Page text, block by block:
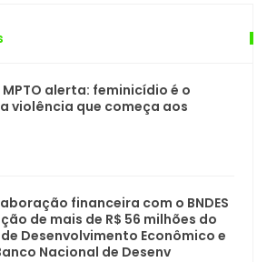
alerta: feminicídio é o
violência que começa aos
financeira com o BNDES
de mais de R$ 56 milhões do
Desenvolvimento Econômico e
Nacional de Desenv